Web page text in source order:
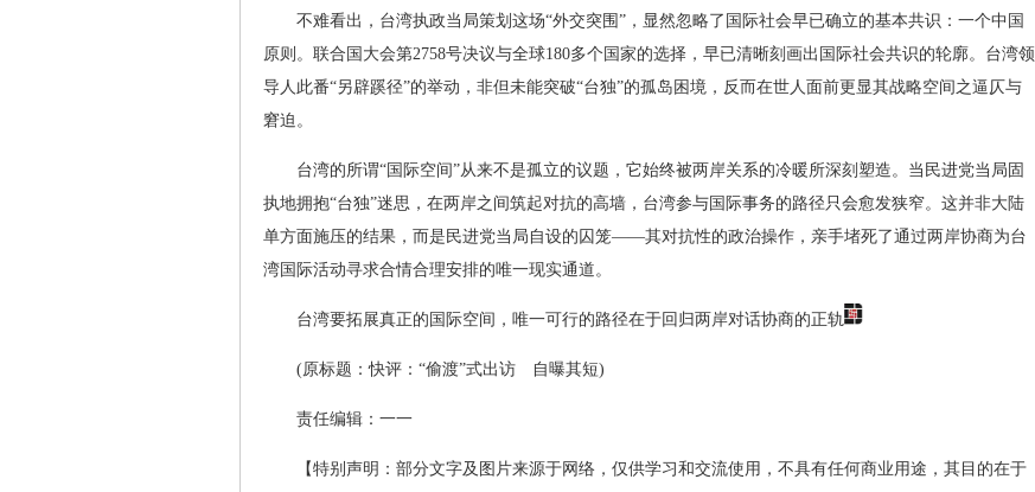
不难看出，台湾执政当局策划这场“外交突围”，显然忽略了国际社会早已确立的基本共识：一个中国
原则。联合国大会第2758号决议与全球180多个国家的选择，早已清晰刻画出国际社会共识的轮廓。台湾领
导人此番“另辟蹊径”的举动，非但未能突破“台独”的孤岛困境，反而在世人面前更显其战略空间之逼仄与
窘迫。
台湾的所谓“国际空间”从来不是孤立的议题，它始终被两岸关系的冷暖所深刻塑造。当民进党当局固
执地拥抱“台独”迷思，在两岸之间筑起对抗的高墙，台湾参与国际事务的路径只会愈发狭窄。这并非大陆
单方面施压的结果，而是民进党当局自设的囚笼——其对抗性的政治操作，亲手堵死了通过两岸协商为台
湾国际活动寻求合情合理安排的唯一现实通道。
台湾要拓展真正的国际空间，唯一可行的路径在于回归两岸对话协商的正轨
(原标题：快评：“偷渡”式出访 自曝其短)
责任编辑：一一
【特别声明：部分文字及图片来源于网络，仅供学习和交流使用，不具有任何商业用途，其目的在于